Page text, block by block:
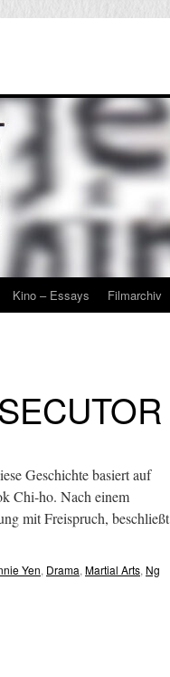
Kino – Essays Filmarchiv
Geschichte basiert auf
Chi-ho. Nach einem
mit Freispruch, beschließt
Yen, Drama, Martial Arts, Ng